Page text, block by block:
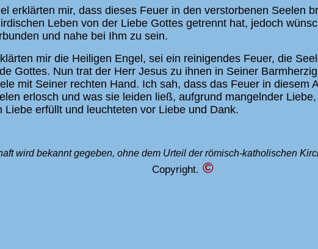
erklärten mir, dass dieses Feuer in den verstorbenen Seelen
Leben von der Liebe Gottes getrennt hat, jedoch
und nahe bei Ihm zu sein.
mir die Heiligen Engel, sei ein reinigendes Feuer, die
Gottes. Nun trat der Herr Jesus zu ihnen in Seiner
mit Seiner rechten Hand. Ich sah, dass das Feuer in diesem
erlosch und was sie leiden ließ, aufgrund mangelnder
Liebe erfüllt und leuchteten vor Liebe und Dank.
wird bekannt gegeben, ohne dem Urteil der römisch-katholischen
Copyright. ©